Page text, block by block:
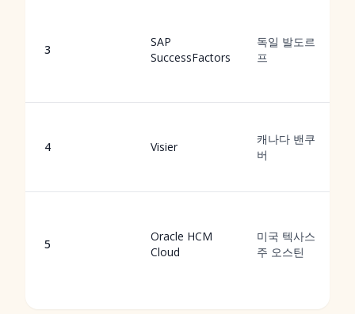
3
SAP
SuccessFactors
독일 발도르
프
4 Visier
캐나다 밴쿠
버
5
Oracle HCM
Cloud
미국 텍사스
주 오스틴